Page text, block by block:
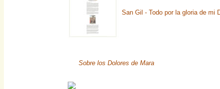
San Gil - Todo por la gloria de mi
Sobre los Dolores de Mara